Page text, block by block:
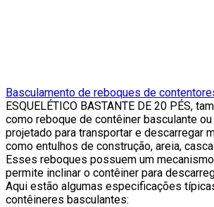
Basculamento de reboques de
ESQUELÉTICO BASTANTE DE 20 PÉS,
como reboque de contêiner basculante
projetado para transportar e descarregar
como entulhos de construção, areia,
Esses reboques possuem um
permite inclinar o contêiner para
Aqui estão algumas especificações
contêineres basculantes: